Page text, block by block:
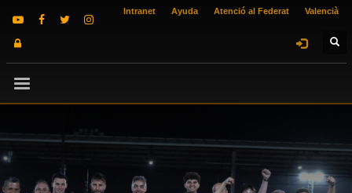
Intranet Ayuda Atenció al Federat Valencià